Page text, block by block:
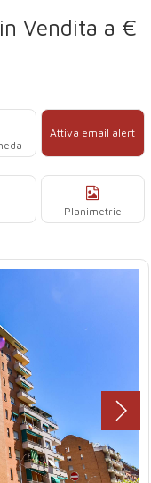
Vendita a €
Attiva email alert
Planimetrie